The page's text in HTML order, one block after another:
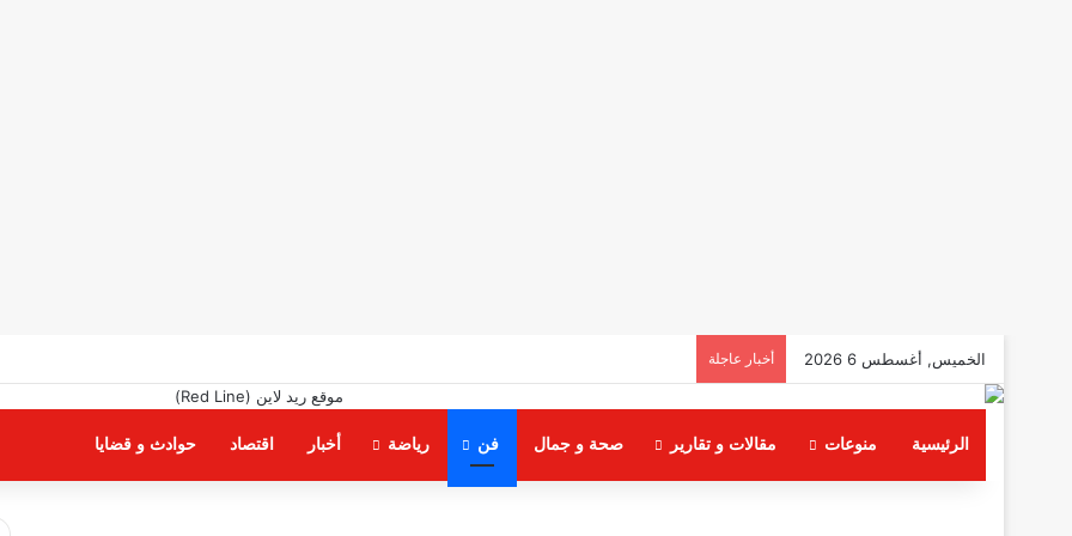
الخميس, أغسطس 6 2026 أخبار عاجلة
الرئيسية منوعات مقالات و تقارير صحة و جمال فن رياضة أخبار اقتصاد حوادث و قضايا